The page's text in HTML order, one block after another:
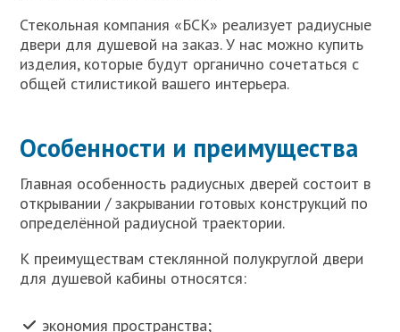
Стекольная компания «БСК» реализует радиусные
двери для душевой на заказ. У нас можно купить
изделия, которые будут органично сочетаться с
общей стилистикой вашего интерьера.
Особенности и преимущества
Главная особенность радиусных дверей состоит в
открывании / закрывании готовых конструкций по
определённой радиусной траектории.
К преимуществам стеклянной полукруглой двери
для душевой кабины относятся:
экономия пространства;